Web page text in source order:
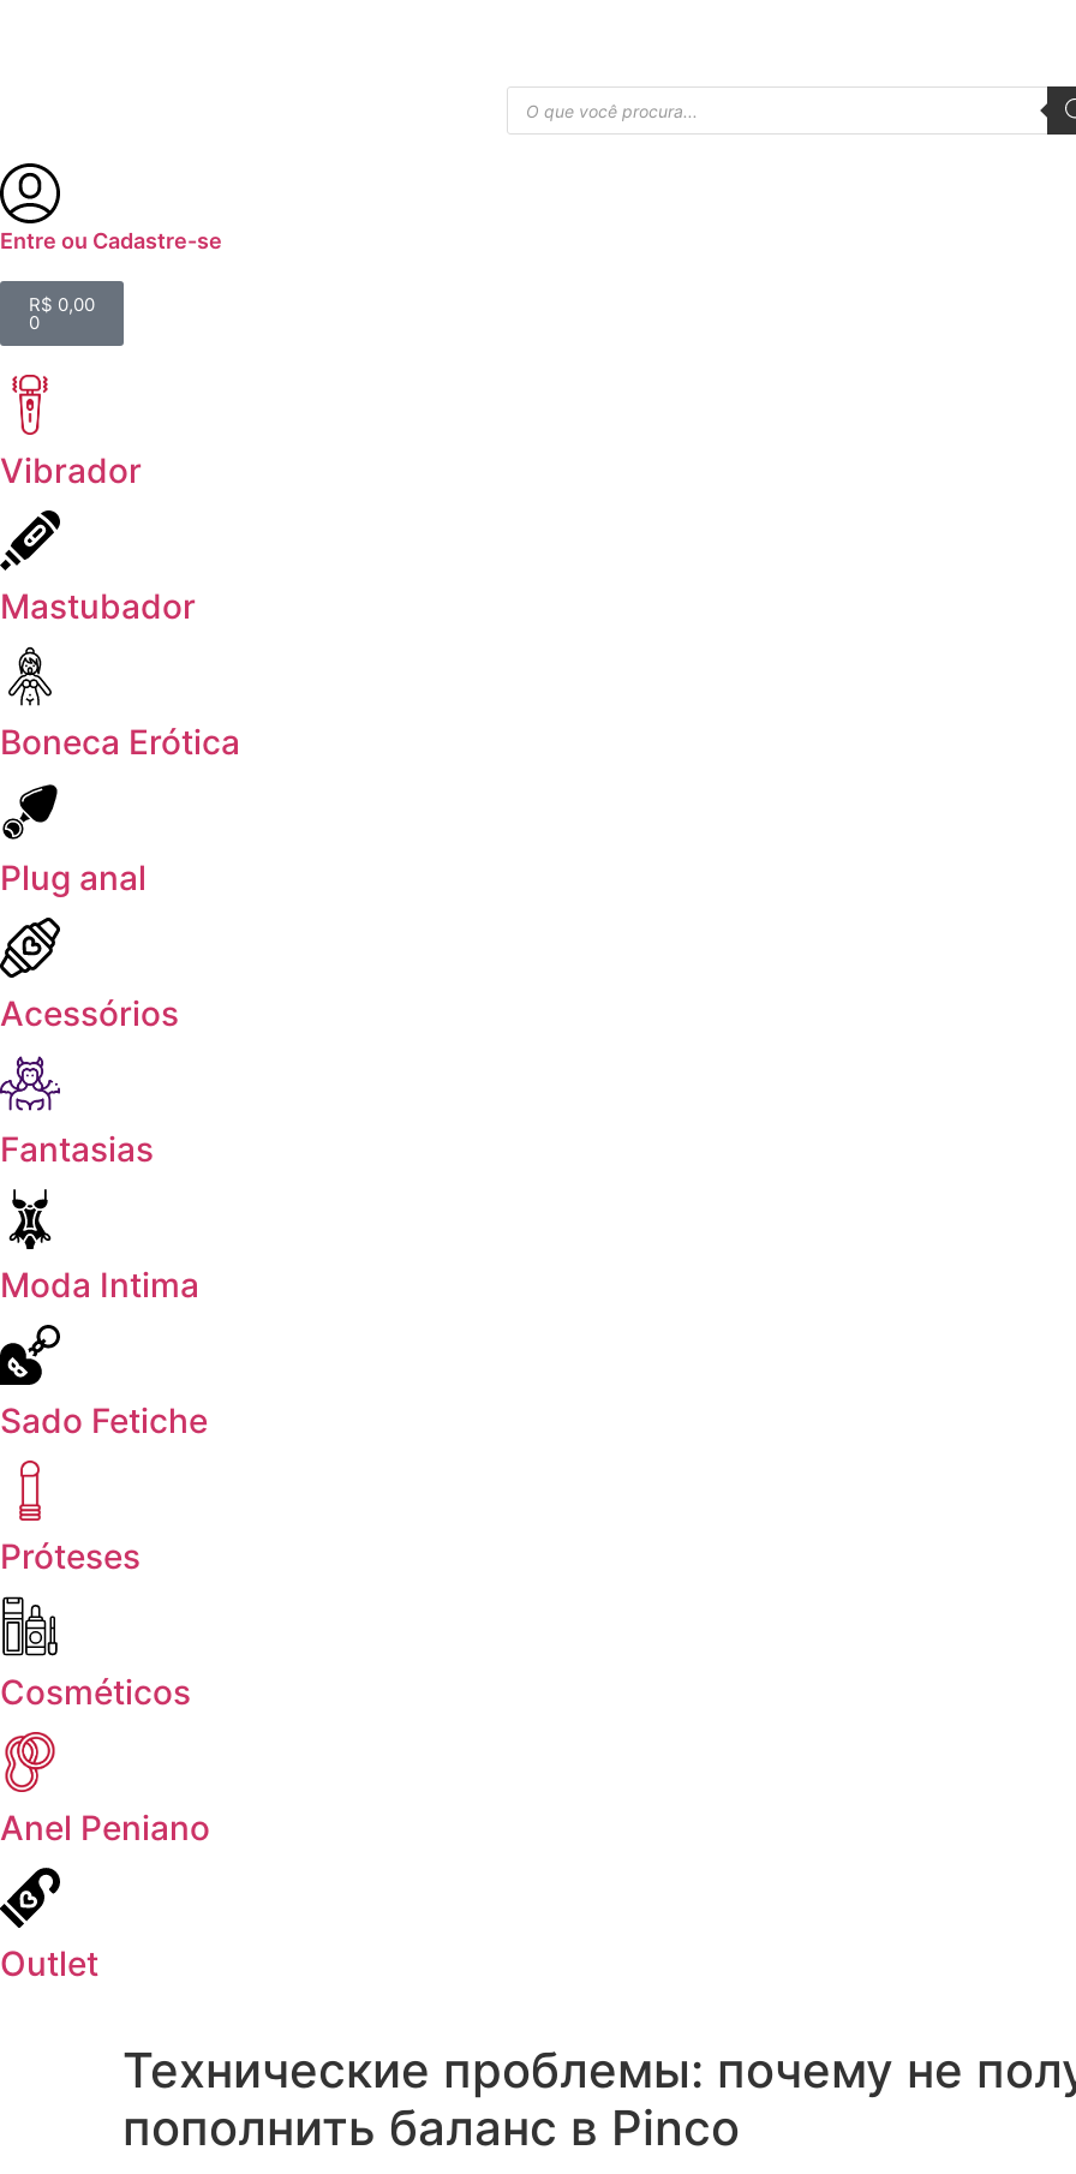
Entre ou Cadastre-se
R$ 0,00
0
Vibrador
Mastubador
Boneca Erótica
Plug anal
Acessórios
Fantasias
Moda Intima
Sado Fetiche
Próteses
Cosméticos
Anel Peniano
Outlet
Технические проблемы: почему не
пополнить баланс в Pinco